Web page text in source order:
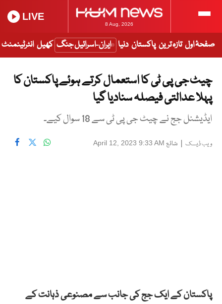
8 Aug, 2026
LIVE
صفحۂ اول تازہ ترین پاکستان دنیا ایران-اسرائیل جنگ کھیل انٹرٹینمنٹ
چیٹ جی پی ٹی کا استعمال کرتے ہوئے پاکستان کا
پہلا عدالتی فیصلہ سنادیا گیا
ایڈیشنل جج نے چیٹ جی پی ٹی سے 18 سوال کیے۔
ویب ڈیسک | شائع April 12, 2023 9:33 AM
پاکستان کے ایک جج کی جانب سے مصنوعی ذہانت کے